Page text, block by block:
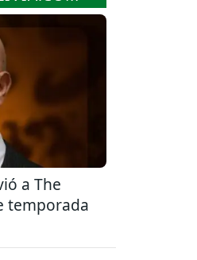
a The
temporada